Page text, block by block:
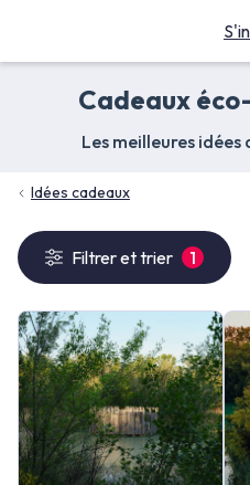
Cadeaux
Les meilleures idées
Idées cadeaux
Filtrer et trier 1